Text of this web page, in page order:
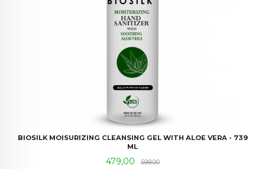
BIOSILK MOISURIZING CLEANSING GEL WITH ALOE VERA - 739
ML
Tilbud
479,00 599,00Rabatt